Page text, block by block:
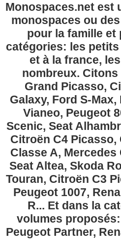
Monospaces.net est
monospaces ou
pour la famille
catégories: les
et à la france,
nombreux.
Grand Picasso,
Galaxy, Ford S-
Vianeo, Peugeot
Scenic, Seat
Citroën C4 Picasso,
Classe A,
Seat Altea, Skoda
Touran, Citroën C3
Peugeot 1007,
R... Et dans la
volumes
Peugeot Partner,